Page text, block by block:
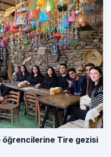
öğrencilerine Tire gezisi